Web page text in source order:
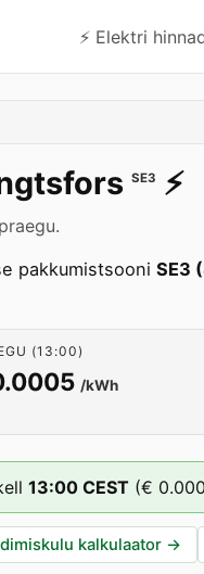
⚡️ Elektri
SE3 ⚡️
pakkumistsooni SE3
(13:00)
/kWh
13:00 CEST (€
kalkulaator →